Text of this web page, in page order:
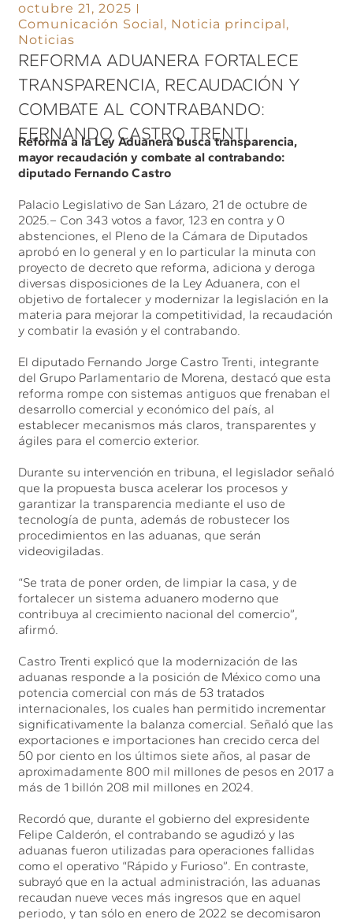
octubre 21, 2025
Comunicación Social, Noticia principal,
Noticias
REFORMA ADUANERA FORTALECE
TRANSPARENCIA, RECAUDACIÓN Y
COMBATE AL CONTRABANDO:
FERNANDO CASTRO TRENTI
Reforma a la Ley Aduanera busca transparencia,
mayor recaudación y combate al contrabando:
diputado Fernando Castro
Palacio Legislativo de San Lázaro, 21 de octubre de
2025.– Con 343 votos a favor, 123 en contra y 0
abstenciones, el Pleno de la Cámara de Diputados
aprobó en lo general y en lo particular la minuta con
proyecto de decreto que reforma, adiciona y deroga
diversas disposiciones de la Ley Aduanera, con el
objetivo de fortalecer y modernizar la legislación en la
materia para mejorar la competitividad, la recaudación
y combatir la evasión y el contrabando.
El diputado Fernando Jorge Castro Trenti, integrante
del Grupo Parlamentario de Morena, destacó que esta
reforma rompe con sistemas antiguos que frenaban el
desarrollo comercial y económico del país, al
establecer mecanismos más claros, transparentes y
ágiles para el comercio exterior.
Durante su intervención en tribuna, el legislador señaló
que la propuesta busca acelerar los procesos y
garantizar la transparencia mediante el uso de
tecnología de punta, además de robustecer los
procedimientos en las aduanas, que serán
videovigiladas.
“Se trata de poner orden, de limpiar la casa, y de
fortalecer un sistema aduanero moderno que
contribuya al crecimiento nacional del comercio”,
afirmó.
Castro Trenti explicó que la modernización de las
aduanas responde a la posición de México como una
potencia comercial con más de 53 tratados
internacionales, los cuales han permitido incrementar
significativamente la balanza comercial. Señaló que las
exportaciones e importaciones han crecido cerca del
50 por ciento en los últimos siete años, al pasar de
aproximadamente 800 mil millones de pesos en 2017 a
más de 1 billón 208 mil millones en 2024.
Recordó que, durante el gobierno del expresidente
Felipe Calderón, el contrabando se agudizó y las
aduanas fueron utilizadas para operaciones fallidas
como el operativo “Rápido y Furioso”. En contraste,
subrayó que en la actual administración, las aduanas
recaudan nueve veces más ingresos que en aquel
periodo, y tan sólo en enero de 2022 se decomisaron